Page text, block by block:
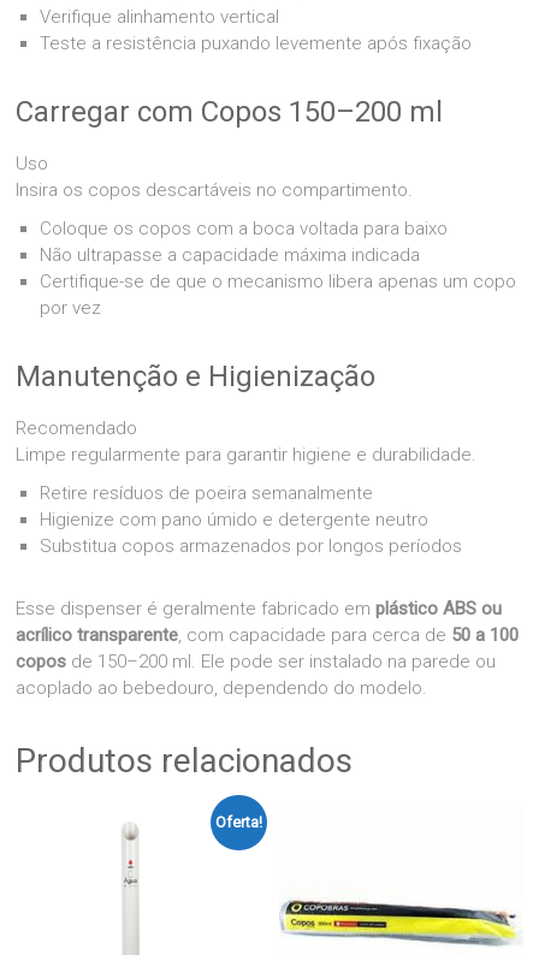
Verifique alinhamento vertical
Teste a resistência puxando levemente após fixação
Carregar com Copos 150–200 ml
Uso
Insira os copos descartáveis no compartimento.
Coloque os copos com a boca voltada para baixo
Não ultrapasse a capacidade máxima indicada
Certifique-se de que o mecanismo libera apenas um copo
por vez
Manutenção e Higienização
Recomendado
Limpe regularmente para garantir higiene e durabilidade.
Retire resíduos de poeira semanalmente
Higienize com pano úmido e detergente neutro
Substitua copos armazenados por longos períodos
Esse dispenser é geralmente fabricado emplástico ABS ou
acrílico transparente, com capacidade para cerca de 50 a 100
copos de 150–200 ml. Ele pode ser instalado na parede ou
acoplado ao bebedouro, dependendo do modelo.
Produtos relacionados
Oferta!